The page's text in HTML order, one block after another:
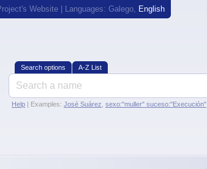
Website | Languages: Galego, English
Search options A-Z List
Help | Examples: José Suárez sexo:"muller" suceso:"Execución"